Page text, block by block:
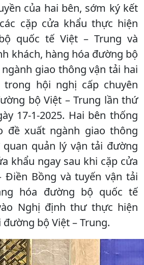
của hai bên, sớm ký kết
cặp cửa khẩu thực hiện
quốc tế Việt – Trung và
khách, hàng hóa đường bộ
giao thông vận tải hai
hội nghị cấp chuyên
bộ Việt – Trung lần thứ
17-1-2025. Hai bên thống
đề xuất ngành giao thông
quản lý vận tải đường
khẩu ngay sau khi cặp cửa
Điền Bồng và tuyến vận tải
hóa đường bộ quốc tế
Nghị định thư thực hiện
bộ Việt – Trung.